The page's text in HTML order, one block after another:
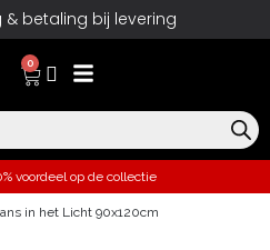
& betaling bij levering
0
voordeel op de collectie
in het Licht 90x120cm